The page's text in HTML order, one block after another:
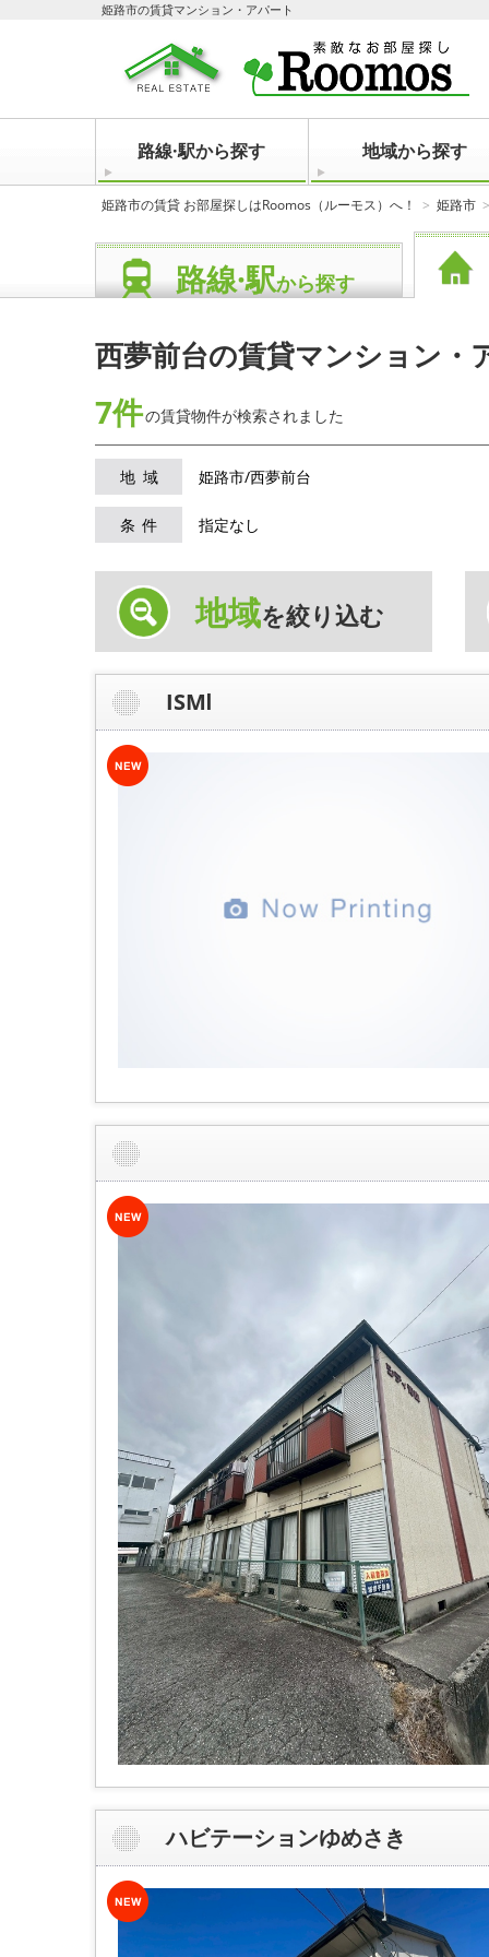
姫路市の賃貸マンション・アパート
路線·駅から探す 地域から探す
姫路市の賃貸 お部屋探しはRoomos（ルーモス）へ！ 姫路市
路線·駅から探す
西夢前台の賃貸マンション・
7件の賃貸物件が検索されました
地域 姫路市/西夢前台
条件 指定なし
地域を絞り込む
ISMⅠ
ハビテーションゆめさき